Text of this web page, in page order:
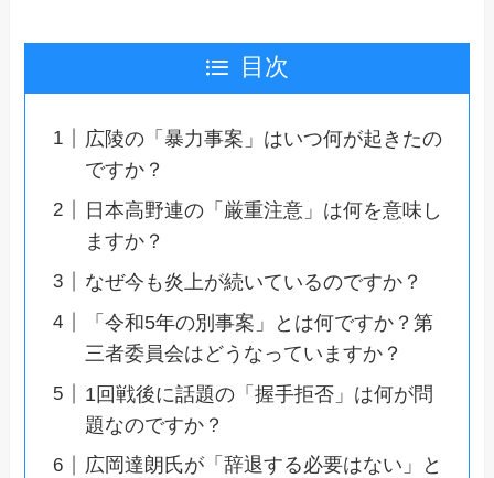
目次
広陵の「暴力事案」はいつ何が起きたの
ですか？
日本高野連の「厳重注意」は何を意味し
ますか？
なぜ今も炎上が続いているのですか？
「令和5年の別事案」とは何ですか？第
三者委員会はどうなっていますか？
1回戦後に話題の「握手拒否」は何が問
題なのですか？
広岡達朗氏が「辞退する必要はない」と